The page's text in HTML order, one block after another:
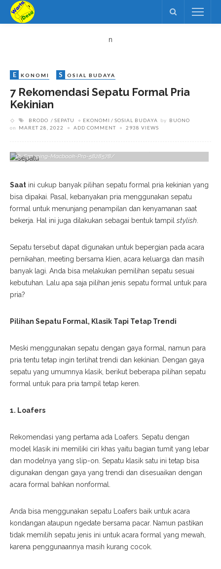
n
E KONOMI S OSIAL BUDAYA
7 Rekomendasi Sepatu Formal Pria
Kekinian
BRODO SEPATU EKONOMI SOSIAL BUDAYA by BUONO
on
MARET 28, 2022 ADD COMMENT 2938 VIEWS
Di-Samping-Macbook-Pro-5828578/
Saat ini cukup banyak pilihan sepatu formal pria kekinian yang
bisa dipakai. Pasal, kebanyakan pria menggunakan sepatu
formal untuk menunjang penampilan dan kenyamanan saat
bekerja. Hal ini juga dilakukan sebagai bentuk tampil stylish.
Sepatu tersebut dapat digunakan untuk bepergian pada acara
pernikahan, meeting bersama klien, acara keluarga dan masih
banyak lagi. Anda bisa melakukan pemilihan sepatu sesuai
kebutuhan. Lalu apa saja pilihan jenis sepatu formal untuk para
pria?
Pilihan Sepatu Formal, Klasik Tapi Tetap Trendi
Meski menggunakan sepatu dengan gaya formal, namun para
pria tentu tetap ingin terlihat trendi dan kekinian. Dengan gaya
sepatu yang umumnya klasik, berikut beberapa pilihan sepatu
formal untuk para pria tampil tetap keren.
1. Loafers
Rekomendasi yang pertama ada Loafers. Sepatu dengan
model klasik ini memiliki ciri khas yaitu bagian tumit yang lebar
dan modelnya yang slip-on. Sepatu klasik satu ini tetap bisa
digunakan dengan gaya yang trendi dan disesuaikan dengan
acara formal bahkan nonformal.
Anda bisa menggunakan sepatu Loafers baik untuk acara
kondangan ataupun ngedate bersama pacar. Namun pastikan
tidak memilih sepatu jenis ini untuk acara formal yang mewah,
karena penggunaannya masih kurang cocok.